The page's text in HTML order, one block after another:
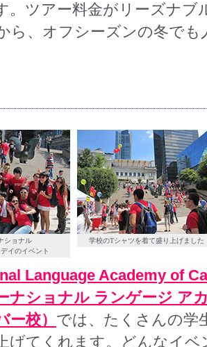
。ツアー料金がリーズナブ
ら、オフシーズンの冬で
ショナル
イのイベント
学校のTシャツを着て盛り上げました
Language Academy of
ナショナル ランゲージ ア
ー校） では、たくさんの学
げてくれます。どんなイ